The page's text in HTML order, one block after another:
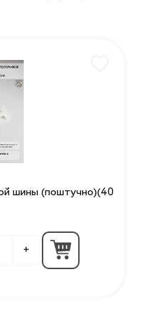
шины (поштучно)(40
+